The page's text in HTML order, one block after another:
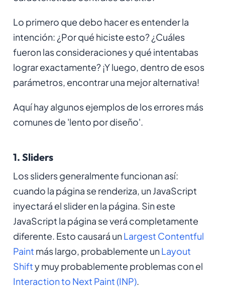
Lo primero que debo hacer es entender la
intención: ¿Por qué hiciste esto? ¿Cuáles
fueron las consideraciones y qué intentabas
lograr exactamente?¡Y luego, dentro de esos
parámetros, encontrar una mejor alternativa!
Aquí hay algunos ejemplos de los errores más
comunes de 'lento por diseño'.
1. Sliders
Los sliders generalmente funcionan así:
cuando la página se renderiza, un JavaScript
inyectará el slider en la página. Sin este
JavaScript la página se verá completamente
diferente. Esto causará unLargest Contentful
Paint más largo, probablemente unLayout
Shifty muy probablemente problemas con el
Interaction to Next Paint (INP).